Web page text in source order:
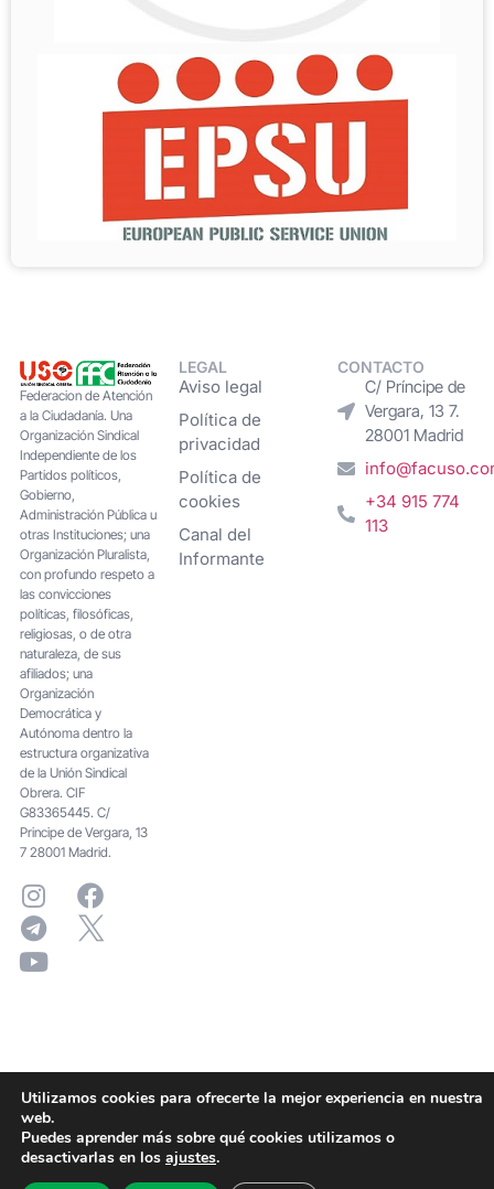
Federacion de Atención
a la Ciudadanía. Una
Organización Sindical
Independiente de los
Partidos políticos,
Gobierno,
Administración Pública u
otras Instituciones; una
Organización Pluralista,
con profundo respeto a
las convicciones
políticas, filosóficas,
religiosas, o de otra
naturaleza, de sus
afiliados; una
Organización
Democrática y
Autónoma dentro la
estructura organizativa
de la Unión Sindical
Obrera. CIF
G83365445. C/
Principe de Vergara, 13
7 28001 Madrid.
LEGAL
Aviso legal
Política de
privacidad
Política de
cookies
Canal del
Informante
CONTACTO
C/ Príncipe de
Vergara, 13 7.
28001 Madrid
+34 915 774
113
Utilizamos cookies para ofrecerte la mejor experiencia en nuestra
web.
Puedes aprender más sobre qué cookies utilizamos o
desactivarlas en los ajustes.